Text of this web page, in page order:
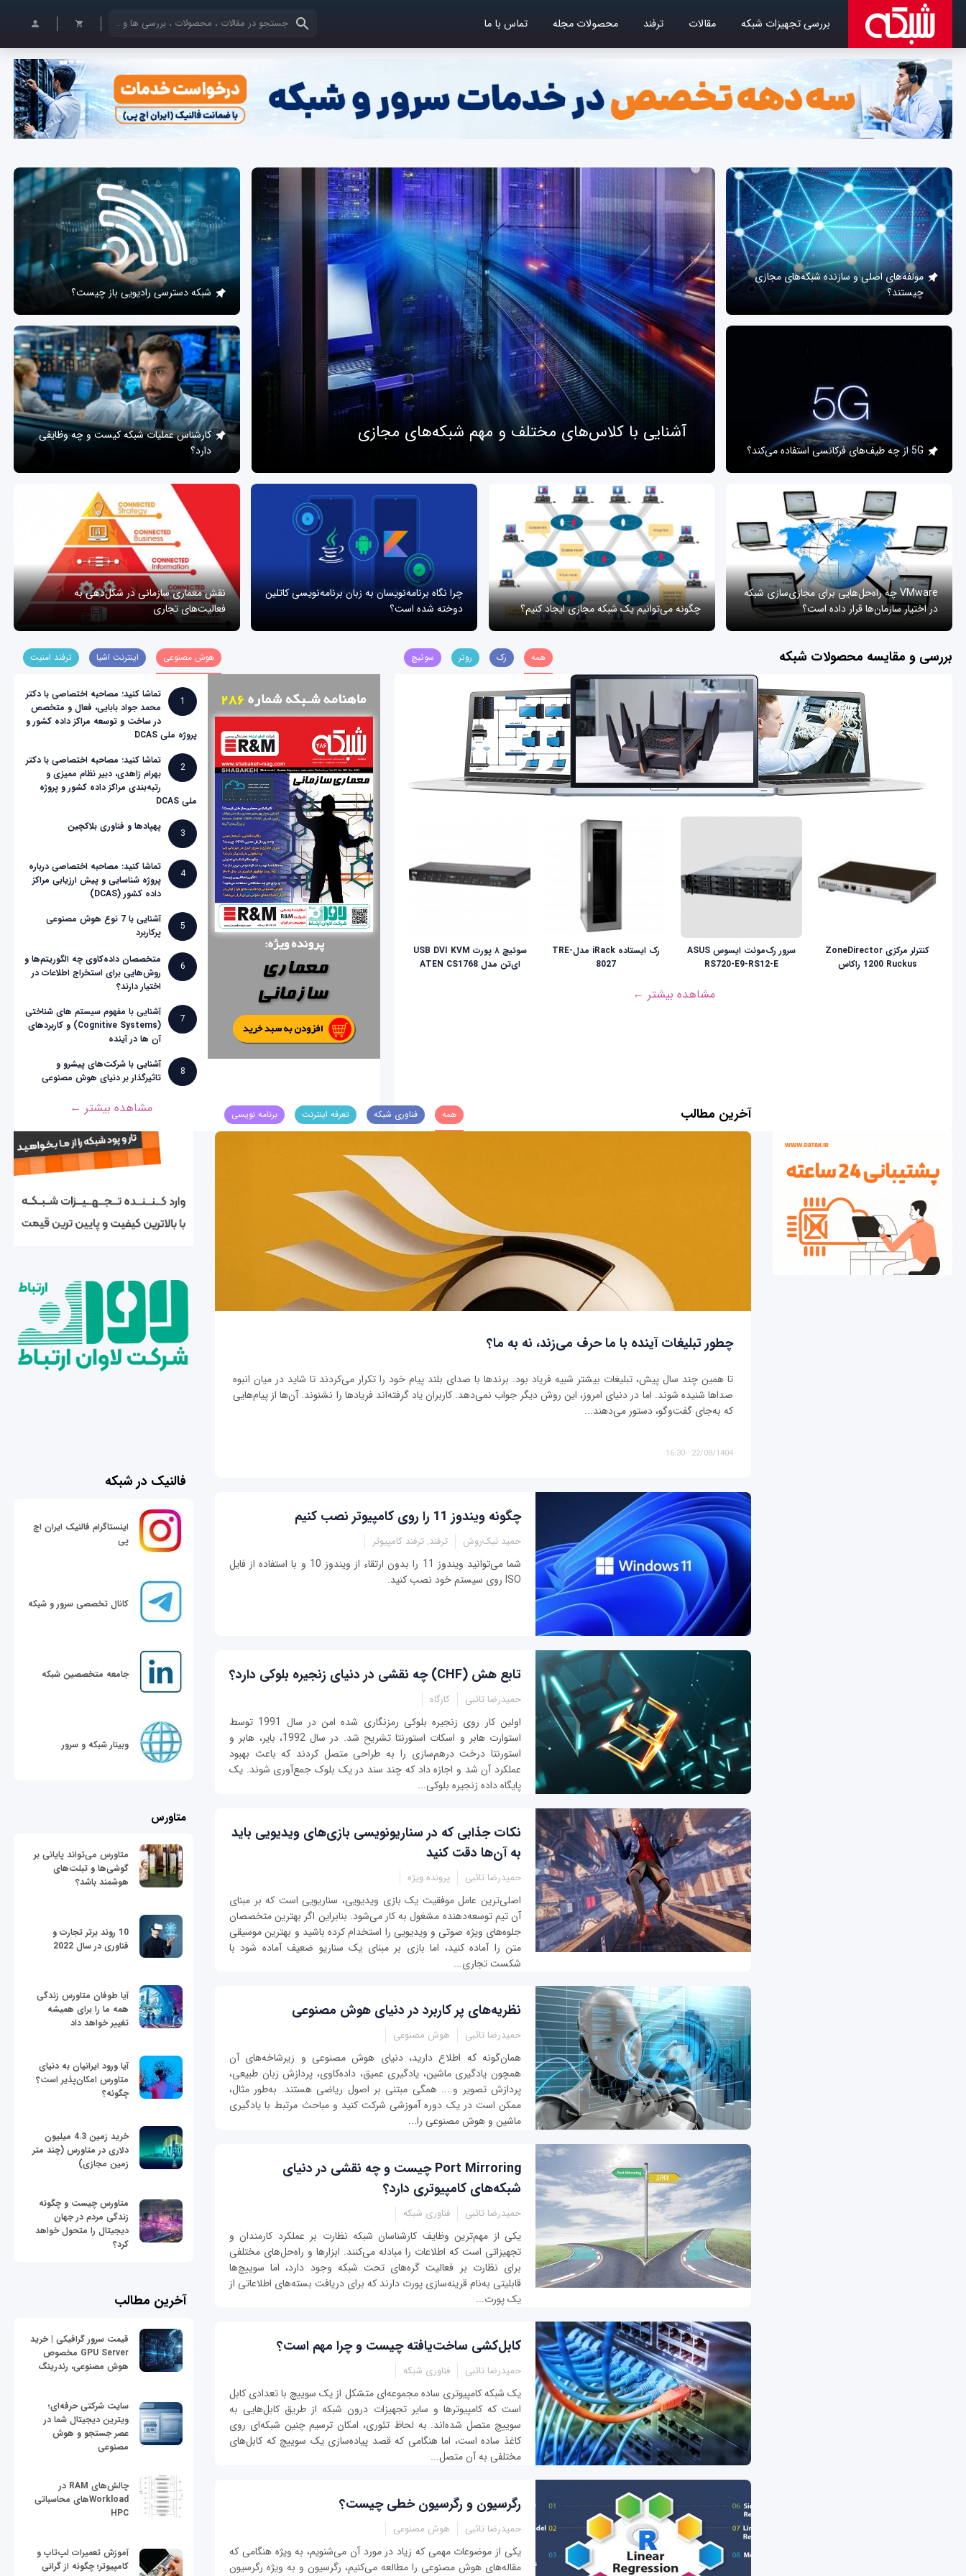
بررسی تجهیزات شبکه مقالات ترفند محصولات مجله تماس با ما کلمات کلیدی خود را وارد کنید
آشنایی با کلاس‌های مختلف و مهم شبکه‌های مجازی
مولفه‌های اصلی و سازنده شبکه‌های مجازی
چیستند؟
5G از چه طیف‌های فرکانسی استفاده می‌کند؟
شبکه دسترسی رادیویی باز چیست؟
کارشناس عملیات شبکه کیست و چه وظایفی
دارد؟
VMware چه راه‌حل‌هایی برای مجازی‌سازی شبکه
در اختیار سازمان‌ها قرار داده است؟
چگونه می‌توانیم یک شبکه مجازی ایجاد کنیم؟
چرا نگاه برنامه‌نویسان به زبان برنامه‌نویسی کاتلین
دوخته شده است؟
نقش معماری سازمانی در شکل‌دهی به
فعالیت‌های تجاری
بررسی و مقایسه محصولات شبکه همه رک روتر سوئیچ
کنترلر مرکزی ZoneDirector
1200 Ruckus راکاس
سرور رک‌مونت ایسوس ASUS
RS720-E9-RS12-E
رک ایستاده iRack مدلTRE-
8027
سوئیچ ۸ پورت USB DVI KVM
ای‌تن مدل ATEN CS1768
مشاهده بیشتر ←
هوش مصنوعی اینترنت اشیا ترفند امنیت
1
تماشا کنید: مصاحبه اختصاصی با دکتر
محمد جواد بابایی، فعال و متخصص
در ساخت و توسعه مراکز داده کشور و
پروژه ملی DCAS
2
تماشا کنید: مصاحبه اختصاصی با دکتر
بهرام زاهدی، دبیر نظام ممیزی و
رتبه‌بندی مراکز داده کشور و پروژه
ملی DCAS
3
پهپادها و فناوری بلاکچین
4
تماشا کنید: مصاحبه اختصاصی درباره
پروژه شناسایی و پیش ارزیابی مراکز
داده کشور (DCAS)
5
آشنایی با 7 نوع هوش مصنوعی
پرکاربرد
6
متخصصان داده‌کاوی چه الگوریتم‌ها و
روش‌هایی برای استخراج اطلاعات در
اختیار دارند؟
7
آشنایی با مفهوم سیستم های شناختی
(Cognitive Systems) و کاربردهای
آن ها در آینده
8
آشنایی با شرکت‌های پیشرو و
تاثیرگذار بر دنیای هوش مصنوعی
مشاهده بیشتر ← آخرین مطالب همه فناوری شبکه تعرفه اینترنت برنامه نویسی
چطور تبلیغات آینده با ما حرف می‌زند، نه به ما؟
تا همین چند سال پیش، تبلیغات بیشتر شبیه فریاد بود. برندها با صدای بلند پیام خود را تکرار می‌کردند تا شاید در میان انبوه
صداها شنیده شوند. اما در دنیای امروز، این روش دیگر جواب نمی‌دهد. کاربران یاد گرفته‌اند فریادها را نشنوند. آن‌ها از پیام‌هایی
که به‌جای گفت‌وگو، دستور می‌دهند...
22/08/1404 - 16:30
چگونه ویندوز 11 را روی کامپیوتر نصب کنیم
حمید نیک‌روش ترفند, ترفند کامپیوتر
شما می‌توانید ویندوز 11 را بدون ارتقاء از ویندوز 10 و با استفاده از فایل
ISO روی سیستم خود نصب کنید.
تابع هش (CHF) چه نقشی در دنیای زنجیره بلوکی دارد؟
حمیدرضا تائبی کارگاه
اولین کار روی زنجیره بلوکی رمزنگاری شده امن در سال 1991 توسط
استوارت هابر و اسکات استورنتا تشریح شد. در سال 1992، بایر، هابر و
استورنتا درخت درهم‌سازی را به طراحی متصل کردند که باعث بهبود
عملکرد آن شد و اجازه داد که چند سند در یک بلوک جمع‌آوری شوند. یک
پایگاه داده زنجیره بلوکی...
نکات جذابی که در سناریونویسی بازی‎‌های ویدیویی باید
به آن‌ها دقت کنید
حمیدرضا تائبی پرونده ویژه
اصلی‌ترین عامل موفقیت یک بازی ویدیویی، سناریویی است که بر مبنای
آن تیم توسعه‌دهنده مشغول به کار می‌شود. بنابراین اگر بهترین متخصصان
جلوه‌های ویژه صوتی و ویدیویی را استخدام کرده باشید و بهترین موسیقی
متن را آماده کنید، اما بازی بر مبنای یک سناریو ضعیف آماده شود با
شکست تجاری...
نظریه‌های پر کاربرد در دنیای هوش مصنوعی
حمیدرضا تائبی هوش مصنوعی
همان‌گونه که اطلاع دارید، دنیای هوش مصنوعی و زیرشاخه‌های آن
همچون یادگیری ماشین، یادگیری عمیق، داده‌کاوی، پردازش زبان طبیعی،
پردازش تصویر و.... همگی مبتنی بر اصول ریاضی هستند. به‌طور مثال،
ممکن است در یک دوره آموزشی شرکت کنید و مباحث مرتبط با یادگیری
ماشین و هوش مصنوعی را...
Port Mirroring چیست و چه نقشی در دنیای
شبکه‌های کامپیوتری دارد؟
حمیدرضا تائبی فناوری شبکه
یکی از مهم‌ترین وظایف کارشناسان شبکه نظارت بر عملکرد کارمندان و
تجهیزاتی است که اطلاعات را مبادله می‌کنند. ابزارها و راه‌حل‌های مختلفی
برای نظارت بر فعالیت گره‌های تحت شبکه وجود دارد، اما سوییچ‌ها
قابلیتی به‌نام قرینه‌سازی پورت دارند که برای دریافت بسته‌های اطلاعاتی از
یک پورت...
کابل‌کشی ساخت‌یافته چیست و چرا مهم است؟
حمیدرضا تائبی فناوری شبکه
یک شبکه کامپیوتری ساده مجموعه‌ای متشکل از یک سوییچ با تعدادی کابل
است که کامپیوترها و سایر تجهیزات درون شبکه از طریق کابل‌هایی به
سوییچ متصل شده‌اند. به لحاظ تئوری، امکان ترسیم چنین شبکه‌ای روی
کاغذ ساده است، اما هنگامی که قصد پیاده‌سازی یک سوییچ که کابل‌های
مختلفی به آن متصل...
رگرسیون و رگرسیون خطی چیست؟
حمیدرضا تائبی هوش مصنوعی
یکی از موضوعات مهمی که زیاد در مورد آن می‌شنویم، به ویژه هنگامی که
مقاله‌های هوش مصنوعی را مطالعه می‌کنیم، رگرسیون و به ویژه رگرسیون
فالنیک در شبکه
اینستاگرام فالنیک ایران اچ
پی
کانال تخصصی سرور و شبکه
جامعه متخصصین شبکه
وبینار شبکه و سرور
متاورس
متاورس می‌تواند پایانی بر
گوشی‌ها و تبلت‌های
هوشمند باشد؟
10 روند برتر تجارت و
فناوری در سال 2022
آیا طوفان متاورس زندگی
همه ما را برای همیشه
تغییر خواهد داد
آیا ورود ایرانیان به دنیای
متاورس امکان‌پذیر است؟
چگونه؟
خرید زمین 4.3 میلیون
دلاری در متاورس (چند متر
زمین مجازی)
متاورس چیست و چگونه
زندگی مردم در جهان
دیجیتال را متحول خواهد
کرد؟
آخرین مطالب
قیمت سرور گرافیکی | خرید
GPU Server مخصوص
هوش مصنوعی، رندرینگ
سایت شرکتی حرفه‌ای؛
ویترین دیجیتال شما در
عصر جستجو و هوش
مصنوعی
چالش‌های RAM در
Workloadهای محاسباتی
HPC
آموزش تعمیرات لپ‌تاپ و
کامپیوتر؛ چگونه از گرانی